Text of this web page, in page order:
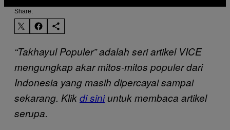
Share:
“Takhayul Populer” adalah seri artikel VICE
mengungkap akar mitos-mitos populer dari
Indonesia yang masih dipercayai sampai
sekarang. Klikdi siniuntuk membaca artikel
serupa.